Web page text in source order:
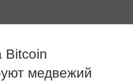
Bitcoin
медвежий